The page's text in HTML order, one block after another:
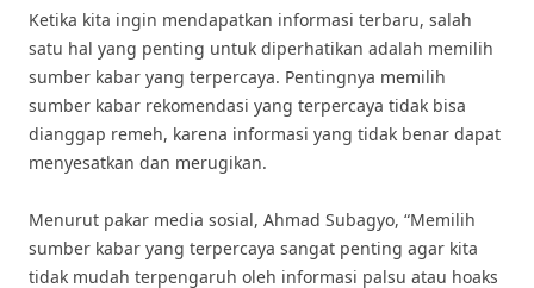
Ketika kita ingin mendapatkan informasi terbaru, salah
satu hal yang penting untuk diperhatikan adalah memilih
sumber kabar yang terpercaya. Pentingnya memilih
sumber kabar rekomendasi yang terpercaya tidak bisa
dianggap remeh, karena informasi yang tidak benar dapat
menyesatkan dan merugikan.
Menurut pakar media sosial, Ahmad Subagyo, “Memilih
sumber kabar yang terpercaya sangat penting agar kita
tidak mudah terpengaruh oleh informasi palsu atau hoaks